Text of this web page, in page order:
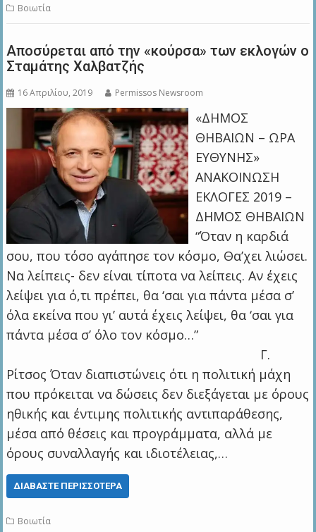
Βοιωτία
Αποσύρεται από την «κούρσα» των εκλογών ο
Σταμάτης Χαλβατζής
16 Απριλίου, 2019 Permissos Newsroom
«ΔΗΜΟΣ
ΘΗΒΑΙΩΝ – ΩΡΑ
ΕΥΘΥΝΗΣ»
ΑΝΑΚΟΙΝΩΣΗ
ΕΚΛΟΓΕΣ 2019 –
ΔΗΜΟΣ ΘΗΒΑΙΩΝ
“Όταν η καρδιά
σου, που τόσο αγάπησε τον κόσμο, Θα’χει λιώσει.
Να λείπεις- δεν είναι τίποτα να λείπεις. Αν έχεις
λείψει για ό,τι πρέπει, θα ‘σαι για πάντα μέσα σ’
όλα εκείνα που γι’ αυτά έχεις λείψει, θα ‘σαι για
πάντα μέσα σ’ όλο τον κόσμο…”
Γ.
Ρίτσος Όταν διαπιστώνεις ότι η πολιτική μάχη
που πρόκειται να δώσεις δεν διεξάγεται με όρους
ηθικής και έντιμης πολιτικής αντιπαράθεσης,
μέσα από θέσεις και προγράμματα, αλλά με
όρους συναλλαγής και ιδιοτέλειας,…
ΔΙΑΒΆΣΤΕ ΠΕΡΙΣΣΌΤΕΡΑ
Βοιωτία